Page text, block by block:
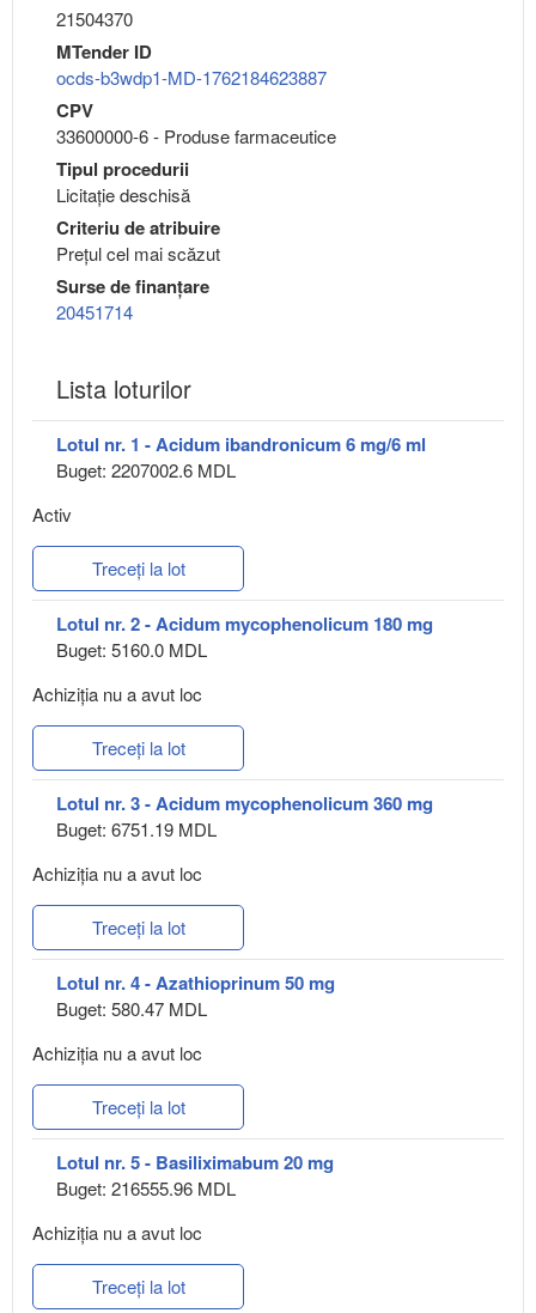
21504370
MTender ID
ocds-b3wdp1-MD-1762184623887
CPV
33600000-6 - Produse farmaceutice
Tipul procedurii
Licitație deschisă
Criteriu de atribuire
Preţul cel mai scăzut
Surse de finanțare
20451714
Lista loturilor
Lotul nr. 1 - Acidum ibandronicum 6 mg/6 ml
Buget: 2207002.6 MDL
Activ
Treceți la lot
Lotul nr. 2 - Acidum mycophenolicum 180 mg
Buget: 5160.0 MDL
Achiziţia nu a avut loc
Treceți la lot
Lotul nr. 3 - Acidum mycophenolicum 360 mg
Buget: 6751.19 MDL
Achiziţia nu a avut loc
Treceți la lot
Lotul nr. 4 - Azathioprinum 50 mg
Buget: 580.47 MDL
Achiziţia nu a avut loc
Treceți la lot
Lotul nr. 5 - Basiliximabum 20 mg
Buget: 216555.96 MDL
Achiziţia nu a avut loc
Treceți la lot